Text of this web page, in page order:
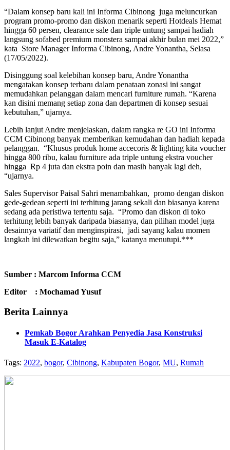
“Dalam konsep baru kali ini Informa Cibinong juga meluncurkan
program promo-promo dan diskon menarik seperti Hotdeals Hemat
hingga 60 persen, clearance sale dan triple untung sampai hadiah
langsung sofabed premium monstera sampai akhir bulan mei 2022,”
kata Store Manager Informa Cibinong, Andre Yonantha, Selasa
(17/05/2022).
Disinggung soal kelebihan konsep baru, Andre Yonantha
mengatakan konsep terbaru dalam penataan zonasi ini sangat
memudahkan pelanggan dalam mencari furniture rumah. “Karena
kan disini memang setiap zona dan departmen di konsep sesuai
kebutuhan,” ujarnya.
Lebih lanjut Andre menjelaskan, dalam rangka re GO ini Informa
CCM Cibinong banyak memberikan kemudahan dan hadiah kepada
pelanggan. “Khusus produk home accecoris & lighting kita voucher
hingga 800 ribu, kalau furniture ada triple untung ekstra voucher
hingga Rp 4 juta dan ekstra poin dan masih banyak lagi deh,
“ujarnya.
Sales Supervisor Paisal Sahri menambahkan, promo dengan diskon
gede-gedean seperti ini terhitung jarang sekali dan biasanya karena
sedang ada peristiwa tertentu saja. “Promo dan diskon di toko
terhitung lebih banyak daripada biasanya, dan pilihan model juga
desainnya variatif dan menginspirasi, jadi sayang kalau momen
langkah ini dilewatkan begitu saja,” katanya menutupi.***
Sumber : Marcom Informa CCM
Editor : Mochamad Yusuf
Berita Lainnya
Pemkab Bogor Arahkan Penyedia Jasa Konstruksi
Masuk E-Katalog
Tags: 2022, bogor, Cibinong, Kabupaten Bogor, MU, Rumah